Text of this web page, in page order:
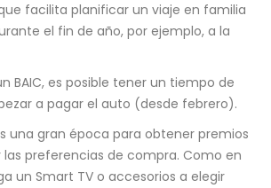
facilita planificar un viaje en familia
el fin de año, por ejemplo, a la
BAIC, es posible tener un tiempo de
a pagar el auto (desde febrero).
una gran época para obtener premios
preferencias de compra. Como en
un Smart TV o accesorios a elegir